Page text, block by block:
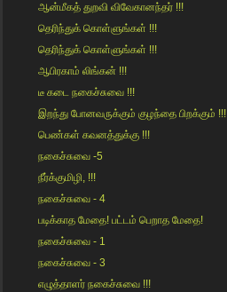
ஆன்மீகத் துறவி விவேகானந்தர் !!!
தெரிந்துக் கொள்ளுங்கள் !!!
தெரிந்துக் கொள்ளுங்கள் !!!
ஆபிரகாம் லிங்கன் !!!
டீ கடை நகைச்சுவை !!!
இறந்து போனவருக்கும் குழந்தை பிறக்கும் !!!
பெண்கள் கவனத்துக்கு !!!
நகைச்சுவை -5
நீர்க்குமிழி, !!!
நகைச்சுவை - 4
படிக்காத மேதை! பட்டம் பெறாத மேதை!
நகைச்சுவை - 1
நகைச்சுவை - 3
எழுத்தாளர் நகைச்சுவை !!!